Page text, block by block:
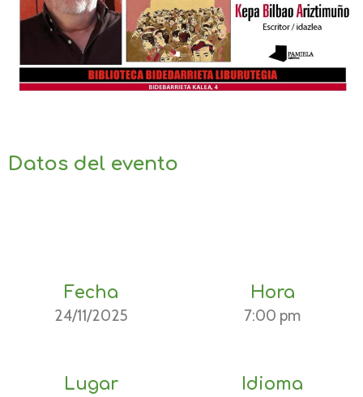
Datos del evento
Fecha
24/11/2025
Hora
7:00 pm
Lugar Idioma